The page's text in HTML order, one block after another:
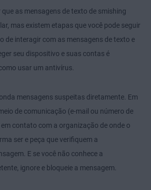
as mensagens de texto de smishing
mas existem etapas que você pode seguir
de interagir com as mensagens de texto e
seu dispositivo e suas contas é
usar um antivírus.
mensagens suspeitas diretamente. Em
de comunicação (e-mail ou número de
contato com a organização de onde o
ser e peça que verifiquem a
E se você não conhece a
ignore e bloqueie a mensagem.